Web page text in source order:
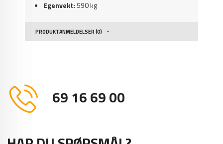
Egenvekt:590 kg
PRODUKTANMELDELSER (0)
69 16 69 00